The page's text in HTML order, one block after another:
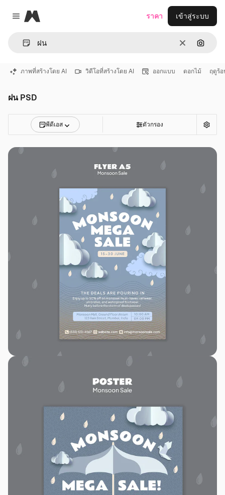
Close menu
Magnific
ชัดเจนค้นหา
ราคา เข้าสู่ระบบ
ภาพที่สร้างโดย AI วิดีโอที่สร้างโดย AI ออกแบบ ดอกไม้ ฤดูร้
ฝน PSD
พีดีเอส ตัวกรอง